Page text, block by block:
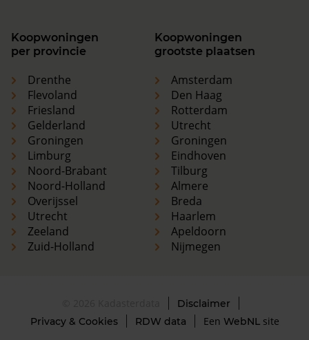
Koopwoningen
per provincie
Drenthe
Flevoland
Friesland
Gelderland
Groningen
Limburg
Noord-Brabant
Noord-Holland
Overijssel
Utrecht
Zeeland
Zuid-Holland
Koopwoningen
grootste plaatsen
Amsterdam
Den Haag
Rotterdam
Utrecht
Groningen
Eindhoven
Tilburg
Almere
Breda
Haarlem
Apeldoorn
Nijmegen
Disclaimer
Privacy & Cookies
RDW data Een WebNLsite